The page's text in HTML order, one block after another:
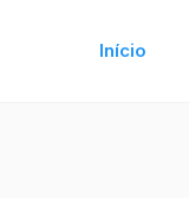
Início